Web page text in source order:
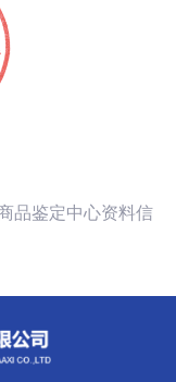
品鉴定中心资料信